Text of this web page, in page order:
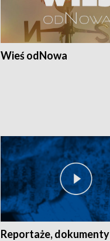
Wieś odNowa
Reportaże, dokumenty